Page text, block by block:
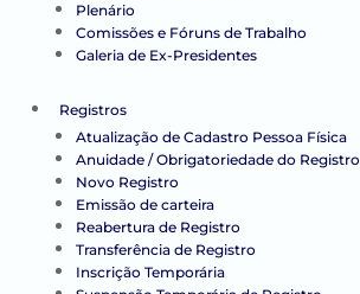
Plenário
Comissões e Fóruns de Trabalho
Galeria de Ex-Presidentes
Registros
Atualização de Cadastro Pessoa Física
Anuidade / Obrigatoriedade do Registro
Novo Registro
Emissão de carteira
Reabertura de Registro
Transferência de Registro
Inscrição Temporária